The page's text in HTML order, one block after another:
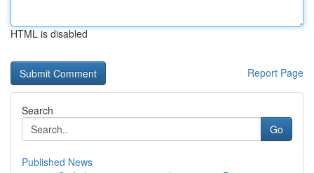
HTML is disabled
Report Page
Search
Go
Published News